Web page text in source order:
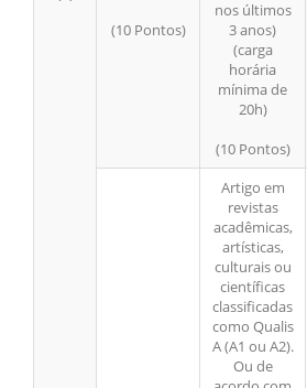
(10 Pontos)
nos últimos
3 anos)
(carga
horária
mínima de
20h)
(10 Pontos)
Artigo em
revistas
acadêmicas,
artísticas,
culturais ou
científicas
classificadas
como Qualis
A (A1 ou A2).
Ou de